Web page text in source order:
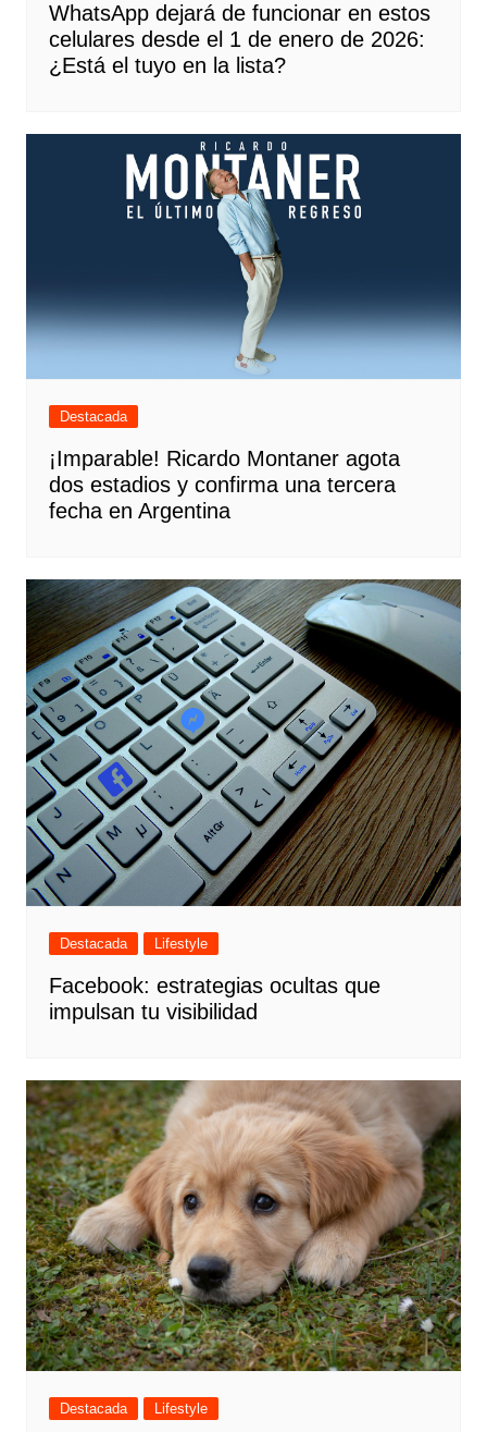
WhatsApp dejará de funcionar en estos
celulares desde el 1 de enero de 2026:
¿Está el tuyo en la lista?
Destacada
¡Imparable! Ricardo Montaner agota
dos estadios y confirma una tercera
fecha en Argentina
Destacada Lifestyle
Facebook: estrategias ocultas que
impulsan tu visibilidad
Destacada Lifestyle